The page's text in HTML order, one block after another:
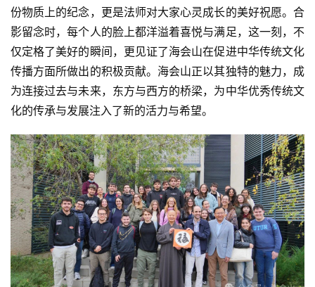
份物质上的纪念，更是法师对大家心灵成长的美好祝愿。合
影留念时，每个人的脸上都洋溢着喜悦与满足，这一刻，不
仅定格了美好的瞬间，更见证了海会山在促进中华传统文化
传播方面所做出的积极贡献。海会山正以其独特的魅力，成
为连接过去与未来，东方与西方的桥梁，为中华优秀传统文
化的传承与发展注入了新的活力与希望。